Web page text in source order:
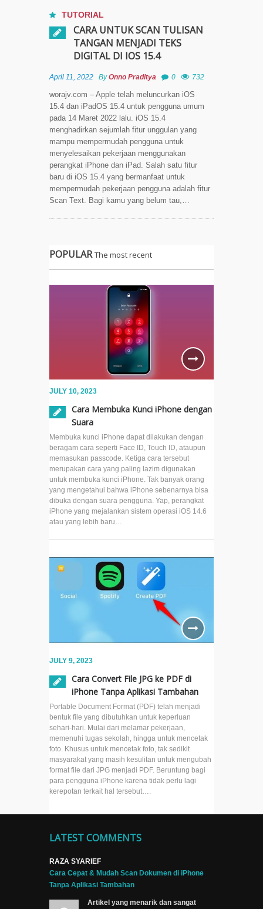
TUTORIAL
CARA UNTUK SCAN TULISAN
TANGAN MENJADI TEKS
DIGITAL DI IOS 15.4
April 11, 2022 ByOnno Praditya 0 732
worajv.com – Apple telah meluncurkan iOS
15.4 dan iPadOS 15.4 untuk pengguna umum
pada 14 Maret 2022 lalu. iOS 15.4
menghadirkan sejumlah fitur unggulan yang
mampu mempermudah pengguna untuk
menyelesaikan pekerjaan menggunakan
perangkat iPhone dan iPad. Salah satu fitur
baru di iOS 15.4 yang bermanfaat untuk
mempermudah pekerjaan pengguna adalah fitur
Scan Text. Bagi kamu yang belum tau,…
POPULARThe most recent
JULY 10, 2023
Cara Membuka Kunci iPhone dengan
Suara
Membuka kunci iPhone dapat dilakukan dengan
beragam cara seperti Face ID, Touch ID, ataupun
memasukan passcode. Ketiga cara tersebut
merupakan cara yang paling lazim digunakan
untuk membuka kunci iPhone. Tak banyak orang
yang mengetahui bahwa iPhone sebenarnya bisa
dibuka dengan suara pengguna. Yap, perangkat
iPhone yang mejalankan sistem operasi iOS 14.6
atau yang lebih baru…
JULY 9, 2023
Cara Convert File JPG ke PDF di
iPhone Tanpa Aplikasi Tambahan
Portable Document Format (PDF) telah menjadi
bentuk file yang dibutuhkan untuk keperluan
sehari-hari. Mulai dari melamar pekerjaan,
memenuhi tugas sekolah, hingga untuk mencetak
foto. Khusus untuk mencetak foto, tak sedikit
masyarakat yang masih kesulitan untuk mengubah
format file dari JPG menjadi PDF. Beruntung bagi
para pengguna iPhone karena tidak perlu lagi
kerepotan terkait hal tersebut….
LATEST COMMENTS
RAZA SYARIEF
Cara Cepat & Mudah Scan Dokumen di iPhone
Tanpa Aplikasi Tambahan
Artikel yang menarik dan sangat